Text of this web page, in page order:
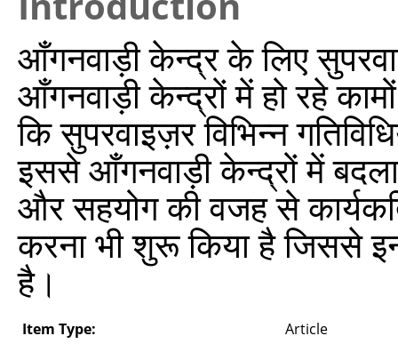
आँगनवाड़ी केन्द्र के लिए
आँगनवाड़ी केन्द्रों में हो रहे
कि सुपरवाइज़र विभिन्न
इससे आँगनवाड़ी केन्द्रों में
और सहयोग की वजह से
करना भी शुरू किया है जिससे
है।
Item Type:
Article